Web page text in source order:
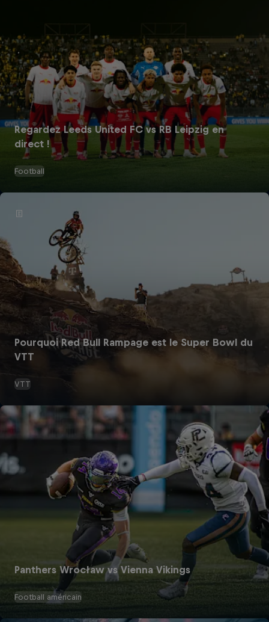
Regardez Leeds United FC vs RB Leipzig en
direct !
Football
Pourquoi Red Bull Rampage est le Super Bowl du
VTT
VTT
Panthers Wrocław vs Vienna Vikings
Football américain